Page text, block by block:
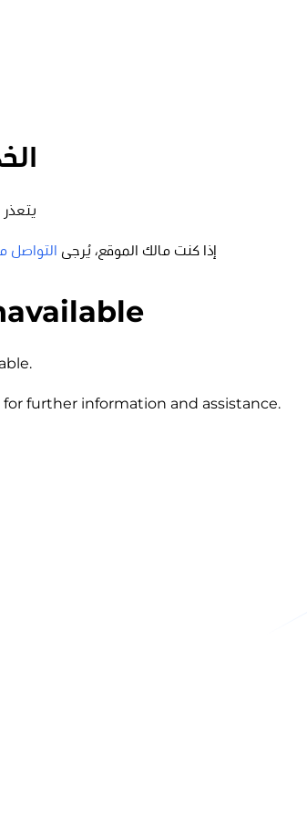
إذا كنت مالك الموقع، يُرجى التواصل
for further information and assistance.